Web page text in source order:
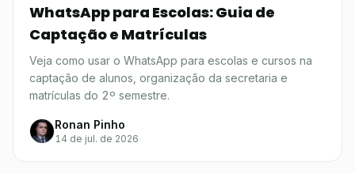
WhatsApp para Escolas: Guia de
Captação e Matrículas
Veja como usar o WhatsApp para escolas e cursos na
captação de alunos, organização da secretaria e
matrículas do 2º semestre.
Ronan Pinho
14 de jul. de 2026